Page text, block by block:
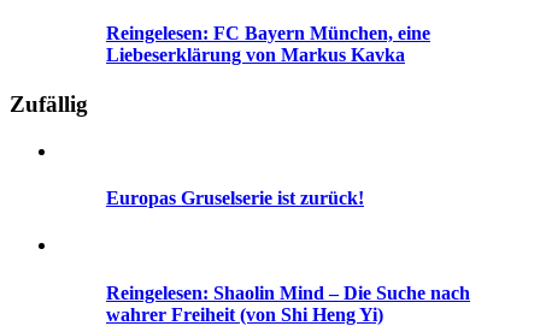
Reingelesen: FC Bayern München, eine
Liebeserklärung von Markus Kavka
Zufällig
Europas Gruselserie ist zurück!
Reingelesen: Shaolin Mind – Die Suche nach
wahrer Freiheit (von Shi Heng Yi)